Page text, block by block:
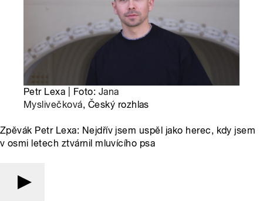
Petr Lexa | Foto: Jana
Myslivečková, Český rozhlas
Zpěvák Petr Lexa: Nejdřív jsem uspěl jako herec, kdy jsem
v osmi letech ztvárnil mluvícího psa